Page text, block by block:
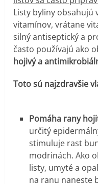
Listy byliny obsahujú
vitamínov, vrátane
silný antiseptický a
často používajú ako
hojivý a
Toto sú najzdravšie
Pomáha rany
určitý
stimuluje rast
modrinách. Ako
listy, umyté a
na ranu naneste